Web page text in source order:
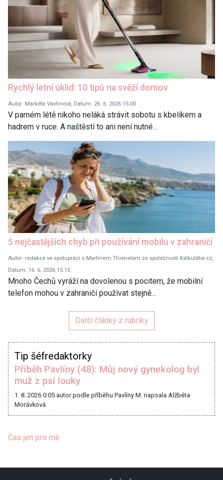
Rychlý letní úklid: 10 tipů na svěží domov
Autor: Markéta Vavřinová, Datum: 26. 6. 2026 15:00
V parném létě nikoho neláká strávit sobotu s kbelíkem a
hadrem v ruce. A naštěstí to ani není nutné…
5 nejčastějších chyb při používání mobilu v zahraničí
Autor: redakce ve spolupráci s Martinem Thienelem ze společnosti Kalkulátor.cz,
Datum: 16. 6. 2026 15:15
Mnoho Čechů vyráží na dovolenou s pocitem, že mobilní
telefon mohou v zahraničí používat stejně…
Další články z rubriky
Tip šéfredaktorky
Příběh Pavlíny (48): Můj nový gynekolog byl
muž z psí louky
1. 8. 2026 0:05 autor podle příběhu Pavlíny M. napsala Alžběta
Morávková
Čas jen pro mě